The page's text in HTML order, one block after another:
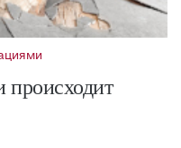
происходит